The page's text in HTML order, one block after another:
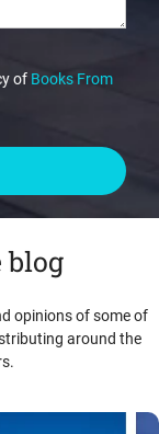
of Books From
opinions of some of
around the